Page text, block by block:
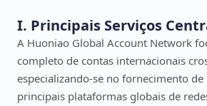
I. Principais Serviços
A Huoniao Global Account Network
completo de contas internacionais
especializando-se no fornecimento de
principais plataformas globais de